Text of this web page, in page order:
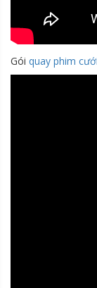
Gói quay phim cưới